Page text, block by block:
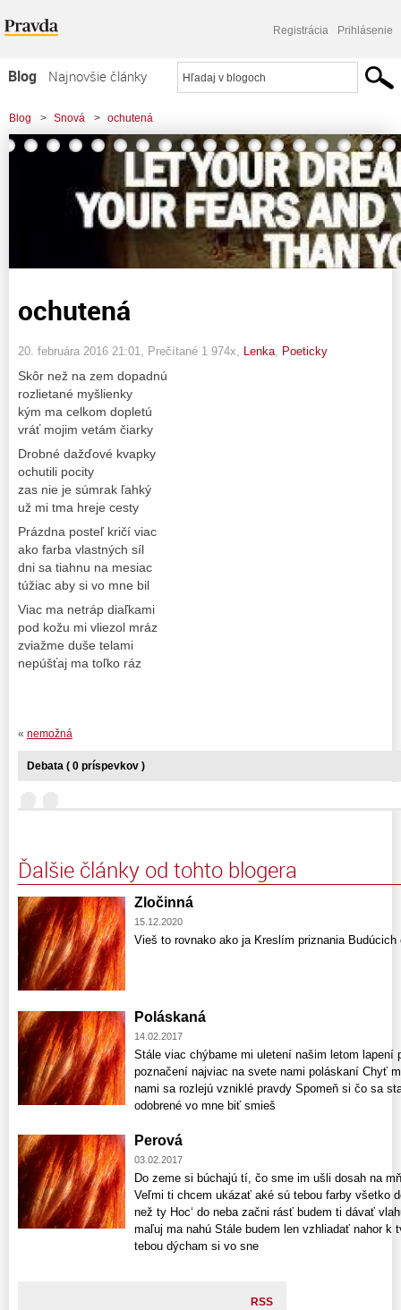
Registrácia Prihlásenie
Blog
Najnovšie články
Najčítanejšie články
Najkomentovanejšie články
Komerčné blogy
Blog > Snová > ochutená
ochutená
20. februára 2016 21:01 , Prečítané 1 974x, Lenka Poeticky
Skôr než na zem dopadnú
rozlietané myšlienky
kým ma celkom dopletú
vráť mojim vetám čiarky
Drobné dažďové kvapky
ochutili pocity
zas nie je súmrak ľahký
už mi tma hreje cesty
Prázdna posteľ kričí viac
ako farba vlastných síl
dni sa tiahnu na mesiac
túžiac aby si vo mne bil
Viac ma netráp diaľkami
pod kožu mi vliezol mráz
zviažme duše telami
nepúšťaj ma toľko ráz
« nemožná
Debata ( 0 príspevkov )
Ďalšie články od tohto blogera
Zločinná
15.12.2020
Vieš to rovnako ako ja Kreslím priznania
Poláskaná
14.02.2017
Stále viac chýbame mi uletení našim letom lapení
poznačení najviac na svete nami poláskaní Chyť
nami sa rozlejú vzniklé pravdy Spomeň si čo sa
odobrené vo mne biť smieš
Perová
03.02.2017
Do zeme si búchajú tí, čo sme im ušli dosah na
Veľmi ti chcem ukázať aké sú tebou farby všetko
než ty Hoc‘ do neba začni rásť budem ti dávať
maľuj ma nahú Stále budem len vzhliadať nahor k
tebou dýcham si vo sne
RSS